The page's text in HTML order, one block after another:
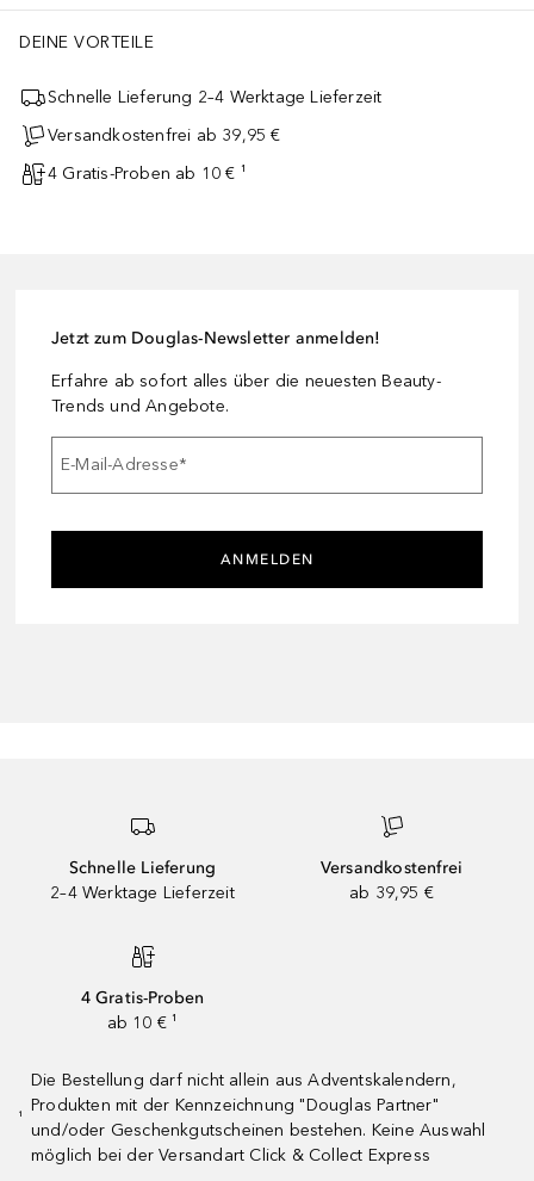
DEINE VORTEILE
Schnelle Lieferung 2–4 Werktage Lieferzeit
Versandkostenfrei ab 39,95 €
4 Gratis-Proben ab 10 € ¹
Jetzt zum Douglas-Newsletter anmelden!
Erfahre ab sofort alles über die neuesten Beauty-
Trends und Angebote.
E-Mail-Adresse*
ANMELDEN
Schnelle Lieferung
2–4 Werktage Lieferzeit
Versandkostenfrei
ab 39,95 €
4 Gratis-Proben
ab 10 € ¹
¹
Die Bestellung darf nicht allein aus Adventskalendern,
Produkten mit der Kennzeichnung "Douglas Partner"
und/oder Geschenkgutscheinen bestehen. Keine Auswahl
möglich bei der Versandart Click & Collect Express